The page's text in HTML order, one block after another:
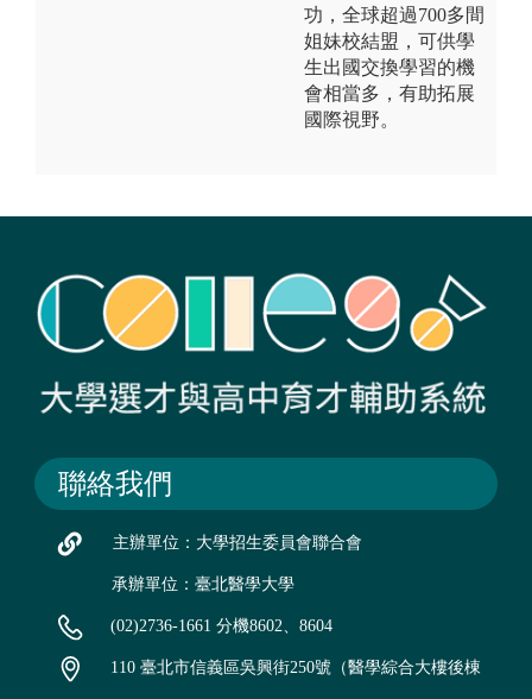
功，全球超過700多間
姐妹校結盟，可供學
生出國交換學習的機
會相當多，有助拓展
國際視野。
聯絡我們
主辦單位：大學招生委員會聯合會
承辦單位：臺北醫學大學
(02)2736-1661 分機8602、8604
110 臺北市信義區吳興街250號（醫學綜合大樓後棟